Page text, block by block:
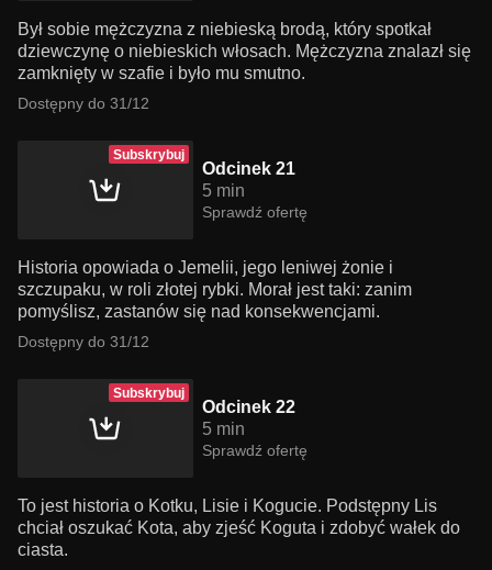
Był sobie mężczyzna z niebieską brodą, który spotkał
dziewczynę o niebieskich włosach. Mężczyzna znalazł się
zamknięty w szafie i było mu smutno.
Dostępny do 31/12
Subskrybuj
Odcinek 21
5 min
Sprawdź ofertę
Historia opowiada o Jemelii, jego leniwej żonie i
szczupaku, w roli złotej rybki. Morał jest taki: zanim
pomyślisz, zastanów się nad konsekwencjami.
Dostępny do 31/12
Subskrybuj
Odcinek 22
5 min
Sprawdź ofertę
To jest historia o Kotku, Lisie i Kogucie. Podstępny Lis
chciał oszukać Kota, aby zjeść Koguta i zdobyć wałek do
ciasta.